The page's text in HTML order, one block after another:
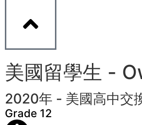
美國留學生 -
2020年 - 美國高中交
Grade 12